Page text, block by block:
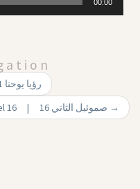
00:00
Revelation 21 part 4 | رؤيا يوحنا 21 جزء 4
→